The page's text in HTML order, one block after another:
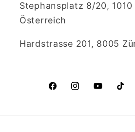
Stephansplatz 8/20, 1010
Österreich
Hardstrasse 201, 8005
FacebookInstagramYouTube